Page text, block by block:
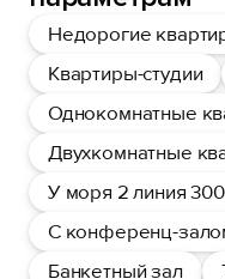
Недорогие
Квартиры-студии
Однокомнатные
Двухкомнатные
У моря 2 линия
С конференц-
Банкетный зал